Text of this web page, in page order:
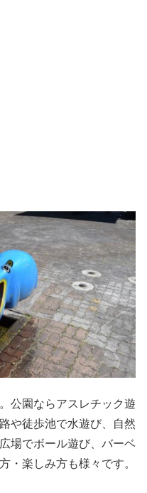
。公園ならアスレチック遊
や徒歩池で水遊び、自然
場でボール遊び、バーベ
・楽しみ方も様々です。